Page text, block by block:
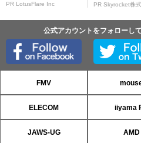
PR LotusFlare Inc PR Skyrocket株
公式アカウントをフォローし
FMV
ELECOM iiyama
JAWS-UG AMD